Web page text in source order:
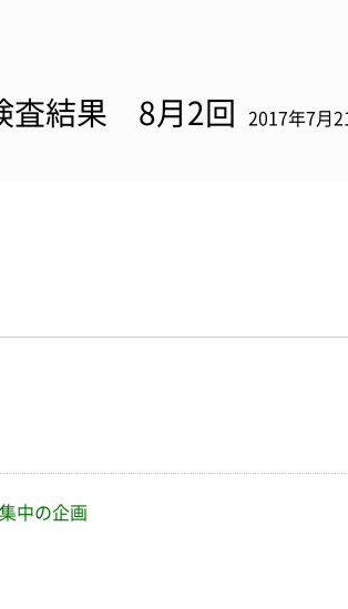
査結果 8月2回 2017年7月
中の企画